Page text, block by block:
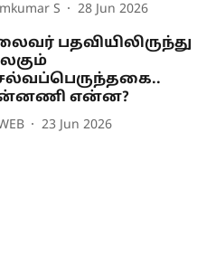
S 28 Jun 2026
பதவியிலிருந்து
என்ன?
23 Jun 2026